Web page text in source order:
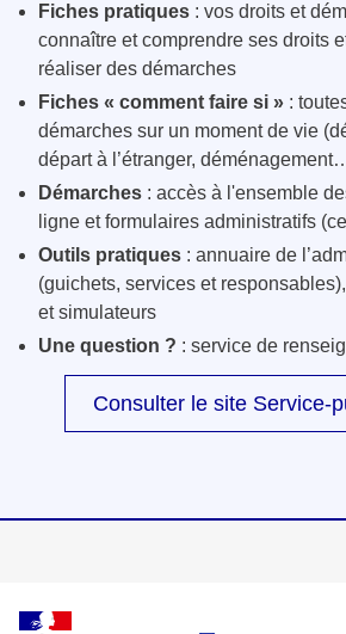
Fiches pratiques : vos droits et
connaître et comprendre ses droits
réaliser des démarches
Fiches « comment faire si » :
démarches sur un moment de vie
départ à l’étranger,
Démarches : accès à l'ensemble
ligne et formulaires administratifs
Outils pratiques : annuaire de
(guichets, services et
et simulateurs
Une question ? : service de
Consulter le site Service-